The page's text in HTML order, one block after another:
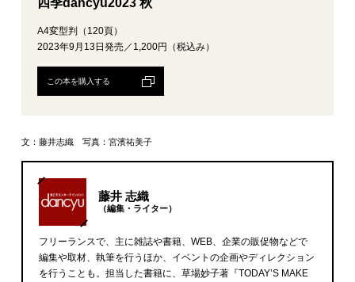
四季dancyu2023 秋
A4変型判（120頁）
2023年9月13日発売／1,200円（税込み）
この本を購入する
文：藤井志織 写真：宮濱祐美子
藤井 志織
（編集・ライター）
フリーランスで、主に雑誌や書籍、WEB、企業の販促物などで
編集や取材、執筆を行うほか、イベントの企画やディレクション
を行うことも。担当した書籍に、草場妙子著『TODAY’S MAKE